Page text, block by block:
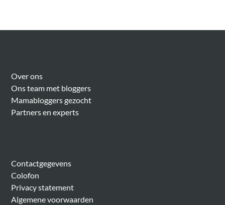
Over ons
Ons team met bloggers
Mamabloggers gezocht
Partners en experts
Contactgegevens
Colofon
Privacy statement
Algemene voorwaarden